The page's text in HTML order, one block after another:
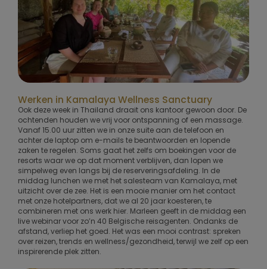
Werken in Kamalaya Wellness Sanctuary
Ook deze week in Thailand draait ons kantoor gewoon door. De
ochtenden houden we vrij voor ontspanning of een massage.
Vanaf 15.00 uur zitten we in onze suite aan de telefoon en
achter de laptop om e-mails te beantwoorden en lopende
zaken te regelen. Soms gaat het zelfs om boekingen voor de
resorts waar we op dat moment verblijven, dan lopen we
simpelweg even langs bij de reserveringsafdeling. In de
middag lunchen we met het salesteam van Kamalaya, met
uitzicht over de zee. Het is een mooie manier om het contact
met onze hotelpartners, dat we al 20 jaar koesteren, te
combineren met ons werk hier. Marleen geeft in de middag een
live webinar voor zo’n 40 Belgische reisagenten. Ondanks de
afstand, verliep het goed. Het was een mooi contrast: spreken
over reizen, trends en wellness/gezondheid, terwijl we zelf op een
inspirerende plek zitten.